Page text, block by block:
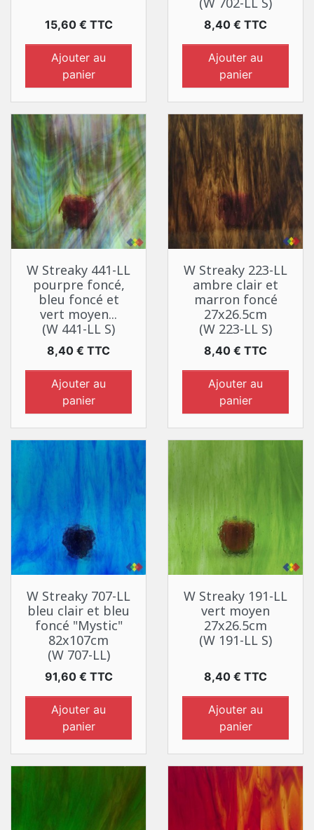
Prix
15,60 € TTC
Ajouter au
panier
Prix
8,40 € TTC
Ajouter au
panier
W Streaky 441-LL
pourpre foncé,
bleu foncé et
vert moyen...
(W 441-LL S)
Prix
8,40 € TTC
Ajouter au
panier
W Streaky 223-LL
ambre clair et
marron foncé
27x26.5cm
(W 223-LL S)
Prix
8,40 € TTC
Ajouter au
panier
W Streaky 707-LL
bleu clair et bleu
foncé "Mystic"
82x107cm
(W 707-LL)
Prix
91,60 € TTC
Ajouter au
panier
W Streaky 191-LL
vert moyen
27x26.5cm
(W 191-LL S)
Prix
8,40 € TTC
Ajouter au
panier